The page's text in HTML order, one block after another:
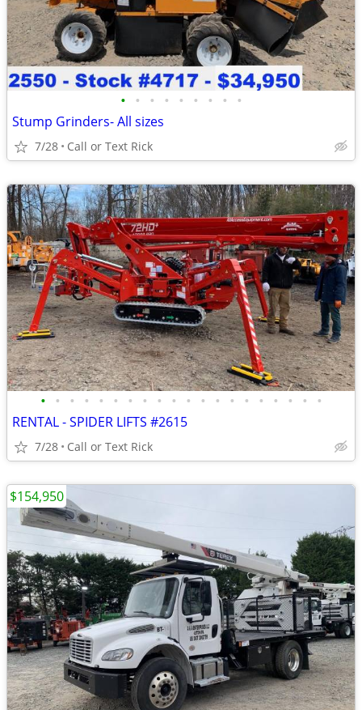
• • • • • • • • •
Stump Grinders- All sizes
7/28 Call or Text Rick
• • • • • • • • • • • • • • • • • • • •
RENTAL - SPIDER LIFTS #2615
7/28 Call or Text Rick
$154,950